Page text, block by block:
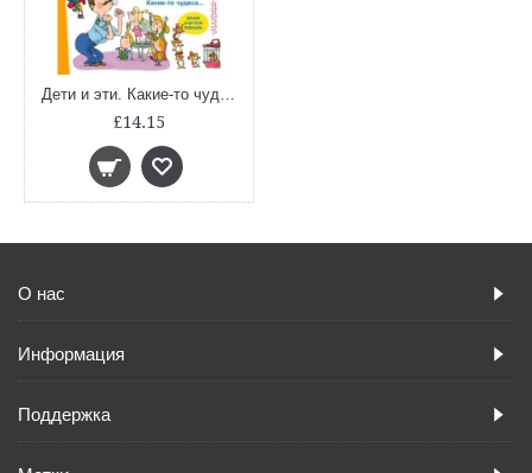
Дети и эти. Какие-то чудеса... (Истории для детей и взрослых)
£14.15
О нас
Информация
Поддержка